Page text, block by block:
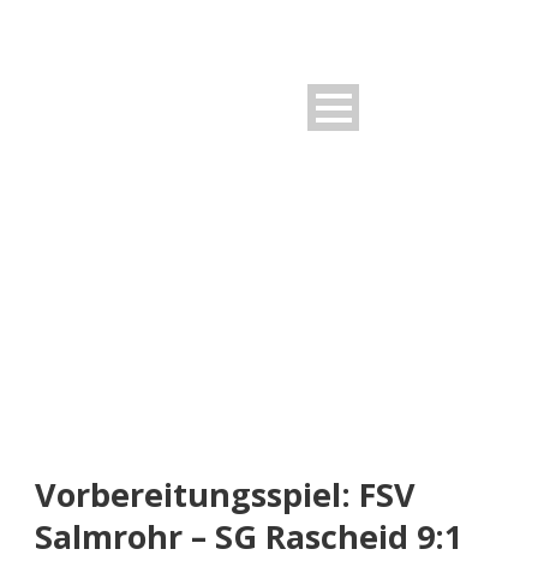
Vorbereitungsspiel: FSV
Salmrohr – SG Rascheid 9:1